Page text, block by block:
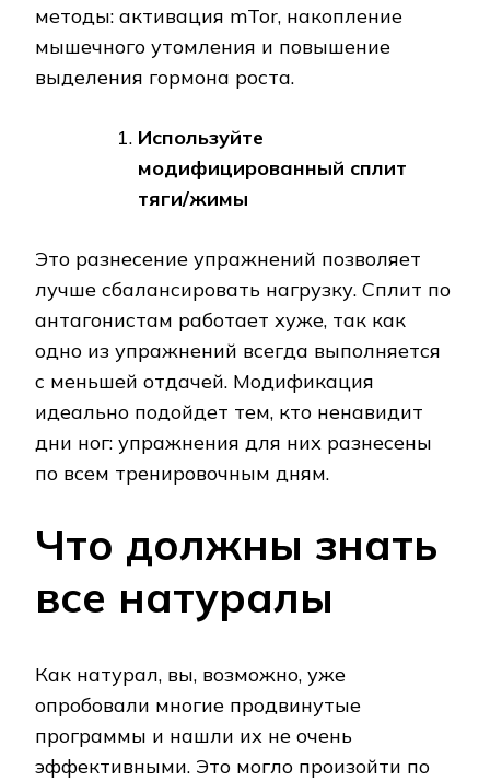
методы: активация mTor, накопление
мышечного утомления и повышение
выделения гормона роста.
Используйте
модифицированный сплит
тяги/жимы
Это разнесение упражнений позволяет
лучше сбалансировать нагрузку. Сплит по
антагонистам работает хуже, так как
одно из упражнений всегда выполняется
с меньшей отдачей. Модификация
идеально подойдет тем, кто ненавидит
дни ног: упражнения для них разнесены
по всем тренировочным дням.
Что должны знать
все натуралы
Как натурал, вы, возможно, уже
опробовали многие продвинутые
программы и нашли их не очень
эффективными. Это могло произойти по